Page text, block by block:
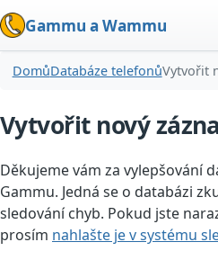
Gammu a Wammu
DomůDatabáze telefonůVytvořit
Vytvořit nový
Děkujeme vám za vylepšování
Gammu. Jedná se o databázi
sledování chyb. Pokud jste
prosím nahlašte je v systému